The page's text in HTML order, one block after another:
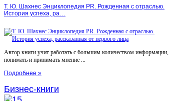
Т. Ю. Шахнес Энциклопедия PR. Рожденная с отраслью.
История успеха, ра…
Автор книги учит работать с большим количеством информации,
понимать и принимать мнение ...
Подробнее »
Бизнес-книги